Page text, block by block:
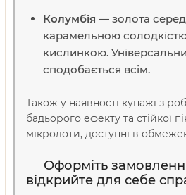
Колумбія — золота
карамельною
кислинкою.
сподобається всім.
Також у наявності купажі з
бадьорого ефекту та стійкої
мікролоти, доступні в
Оформіть
відкрийте для себе